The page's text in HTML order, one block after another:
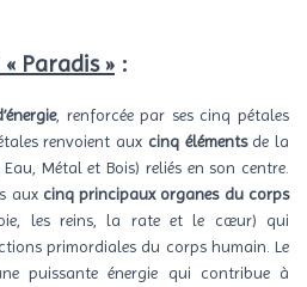
Paradis » :
, renforcée par ses cinq pétales
renvoient aux cinq élémentsde la
Eau, Métal et Bois) reliés en son centre.
aux cinq principaux organes du corps
les reins, la rate et le cœur) qui
primordiales du corps humain. Le
puissante énergie qui contribue à